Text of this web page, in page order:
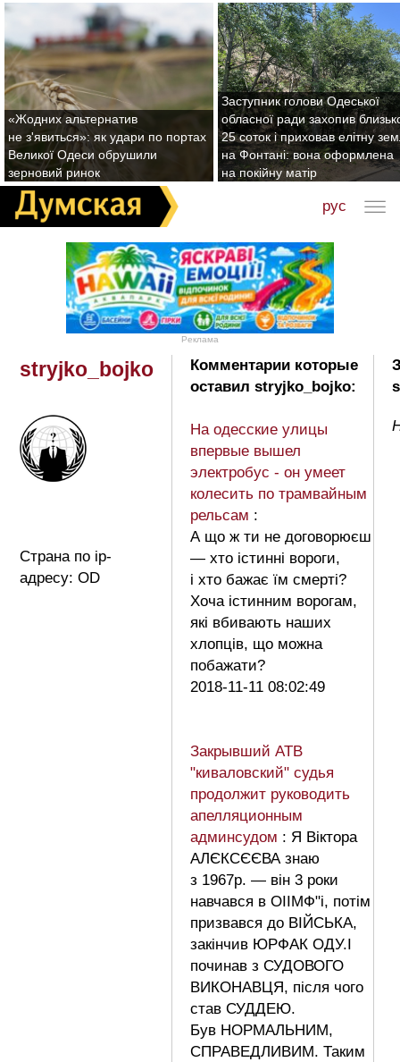
«Жодних альтернатив
не з'явиться»: як удари по портах
Великої Одеси обрушили
зерновий ринок
Заступник голови Одеської
обласної ради захопив
25 соток і приховав елітну
на Фонтані: вона оформлена
на покійну матір
рус
Реклама
stryjko_bojko
Страна по ip-
адресу: OD
Комментарии которые
оставил stryjko_bojko:
На одесские улицы
впервые вышел
электробус - он умеет
колесить по трамвайным
рельсам :
А що ж ти не договорюєш
— хто істинні вороги,
і хто бажає їм смерті?
Хоча істинним ворогам,
які вбивають наших
хлопців, що можна
побажати?
2018-11-11 08:02:49
Закрывший АТВ
"киваловский" судья
продолжит руководить
апелляционным
админсудом : Я Віктора
АЛЄКСЄЄВА знаю
з 1967р. — він 3 роки
навчався в ОІІМФ"і, потім
призвався до ВІЙСЬКА,
закінчив ЮРФАК ОДУ.І
починав з СУДОВОГО
ВИКОНАВЦЯ, після чого
став СУДДЕЮ.
Був НОРМАЛЬНИМ,
СПРАВЕДЛИВИМ. Таким